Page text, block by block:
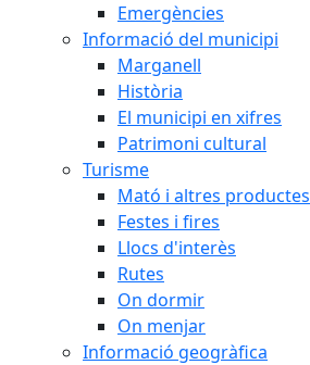
Emergències
Informació del municipi
Marganell
Història
El municipi en xifres
Patrimoni cultural
Turisme
Mató i altres productes
Festes i fires
Llocs d'interès
Rutes
On dormir
On menjar
Informació geogràfica